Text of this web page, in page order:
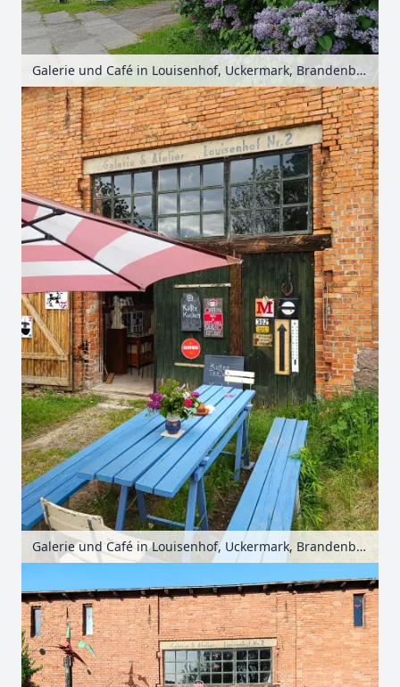
Galerie und Café in Louisenhof, Uckermark, Brandenburg, Deutschland
Galerie und Café in Louisenhof, Uckermark, Brandenburg, Deutschland